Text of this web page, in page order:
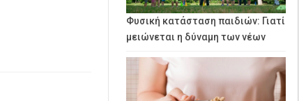
Φυσική κατάσταση παιδιών: Γιατί
μειώνεται η δύναμη των νέων